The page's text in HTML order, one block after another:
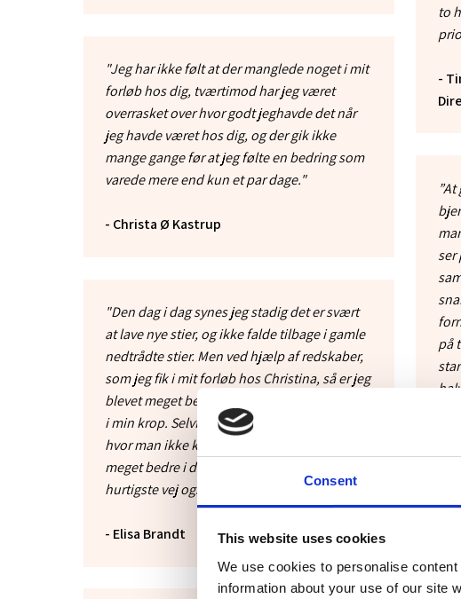
Consent
This website uses cookies
We use cookies to personalise
information about your use of our site
"Jeg har ikke følt at der manglede noget i mit
forløb hos dig, tværtimod har jeg været
overrasket over hvor godt jeghavde det når
jeg havde været hos dig, og der gik ikke
mange gange før at jeg følte en bedring som
varede mere end kun et par dage."
- Christa Ø Kastrup
"Den dag i dag synes jeg stadig det er svært
at lave nye stier, og ikke falde tilbage i gamle
nedtrådte stier. Men ved hjælp af redskaber,
som jeg fik i mit forløb hos Christina, så er jeg
blevet meget bedre til at være i nuet, og være
i min krop. Selvfølgelig er der stadig dage
hvor man ikke kan overskue det, men det er
meget bedre i dag. Jeg har accepteret, at den
hurtigste vej også er den længste.”
- Elisa Brandt
to
-
ser
på